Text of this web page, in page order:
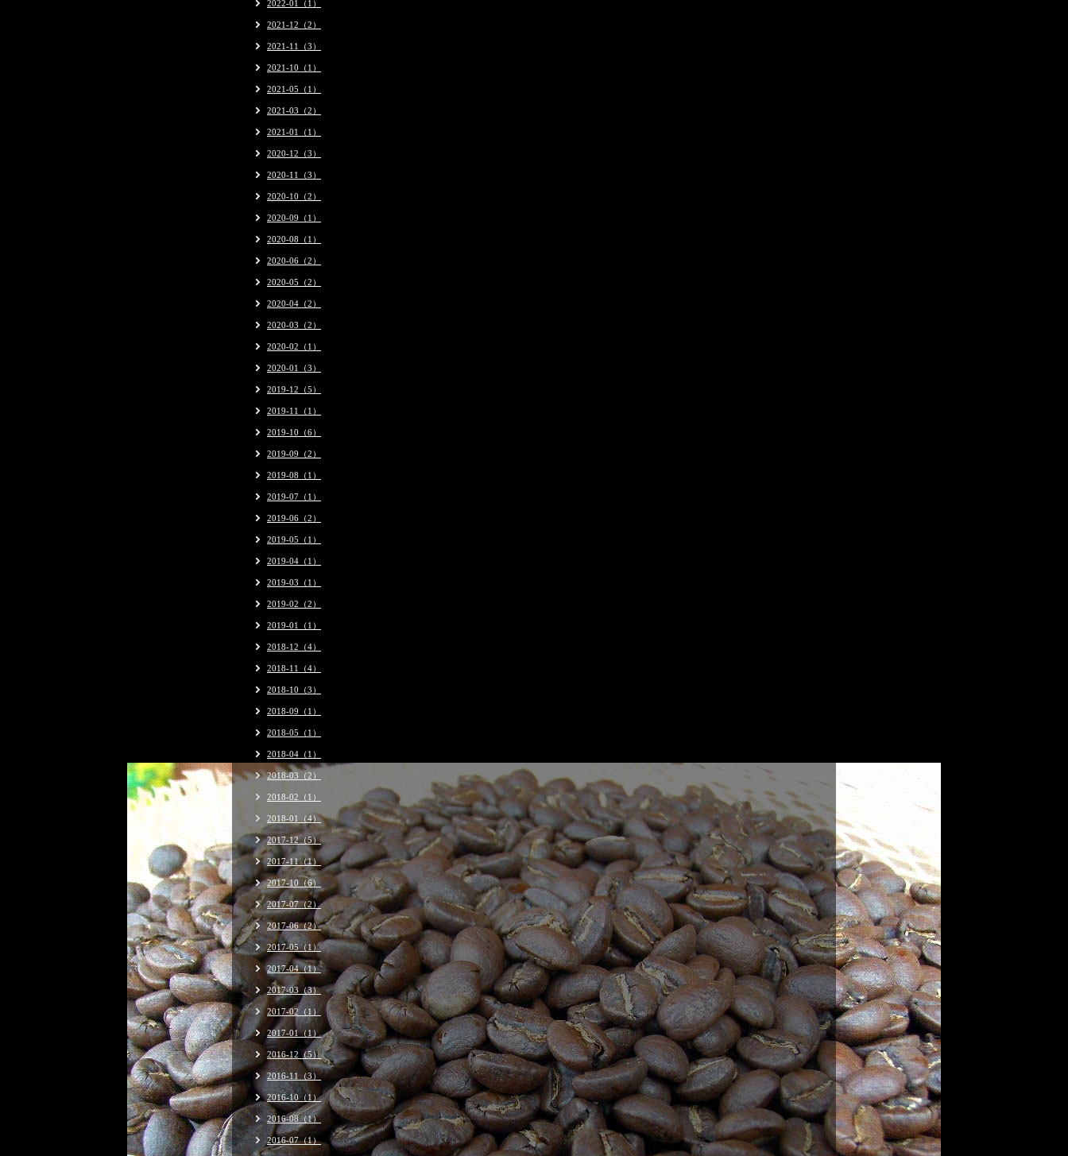
2022-01（1）
2021-12（2）
2021-11（3）
2021-10（1）
2021-05（1）
2021-03（2）
2021-01（1）
2020-12（3）
2020-11（3）
2020-10（2）
2020-09（1）
2020-08（1）
2020-06（2）
2020-05（2）
2020-04（2）
2020-03（2）
2020-02（1）
2020-01（3）
2019-12（5）
2019-11（1）
2019-10（6）
2019-09（2）
2019-08（1）
2019-07（1）
2019-06（2）
2019-05（1）
2019-04（1）
2019-03（1）
2019-02（2）
2019-01（1）
2018-12（4）
2018-11（4）
2018-10（3）
2018-09（1）
2018-05（1）
2018-04（1）
2018-03（2）
2018-02（1）
2018-01（4）
2017-12（5）
2017-11（1）
2017-10（6）
2017-07（2）
2017-06（2）
2017-05（1）
2017-04（1）
2017-03（3）
2017-02（1）
2017-01（1）
2016-12（5）
2016-11（3）
2016-10（1）
2016-08（1）
2016-07（1）